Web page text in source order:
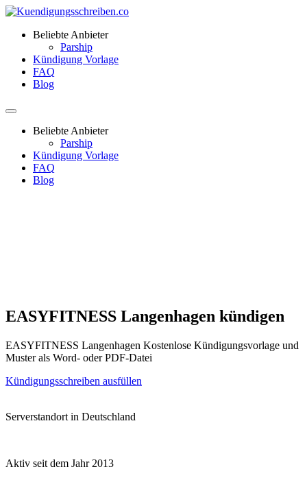
Beliebte Anbieter
Parship
Kündigung Vorlage
FAQ
Blog
Beliebte Anbieter
Parship
Kündigung Vorlage
FAQ
Blog
EASYFITNESS Langenhagen kündigen
EASYFITNESS Langenhagen Kostenlose Kündigungsvorlage und
Muster als Word- oder PDF-Datei
Kündigungsschreiben ausfüllen
Serverstandort in Deutschland
Aktiv seit dem Jahr 2013